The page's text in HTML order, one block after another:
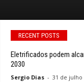
RECENT POSTS
Eletrificados podem
2030
Sergio Dias - 31 de julho